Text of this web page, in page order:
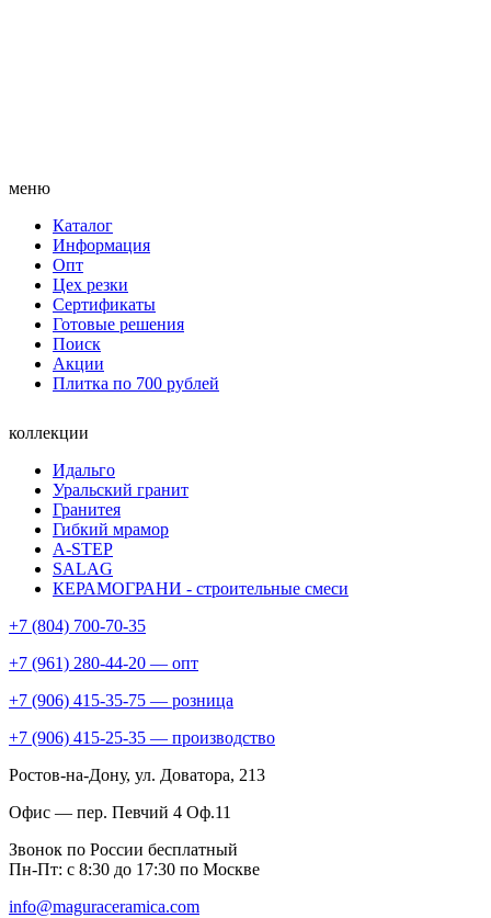
меню
Каталог
Информация
Опт
Цех резки
Сертификаты
Готовые решения
Поиск
Акции
Плитка по 700 рублей
коллекции
Идальго
Уральский гранит
Гранитея
Гибкий мрамор
A-STEP
SALAG
КЕРАМОГРАНИ - строительные смеси
+7 (804) 700-70-35
+7 (961) 280-44-20 — опт
+7 (906) 415-35-75 — розница
+7 (906) 415-25-35 — производство
Ростов-на-Дону, ул. Доватора, 213
Офис — пер. Певчий 4 Оф.11
Звонок по России бесплатный
Пн-Пт: с 8:30 до 17:30 по Москве
info@maguraceramica.com